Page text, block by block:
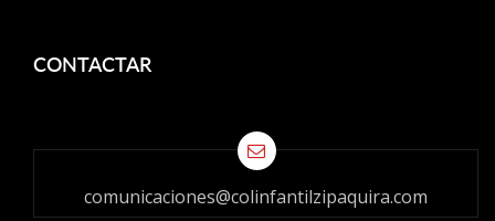
CONTACTAR
comunicaciones@colinfantilzipaquira.com